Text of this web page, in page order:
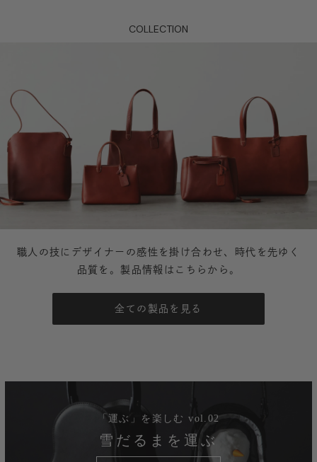
COLLECTION
職人の技にデザイナーの感性を掛け合わせ、時代を先ゆく
品質を。製品情報はこちらから。
全ての製品を見る
「運ぶ」を楽しむ vol.02
雪だるまを運ぶ